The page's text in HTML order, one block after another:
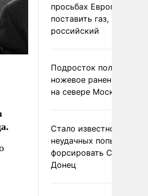
просьбах Европы
поставить газ, но не
российский
Подросток получил
ножевое ранение в
на севере Москвы
Стало известно о
неудачных попытках
форсировать
Донец